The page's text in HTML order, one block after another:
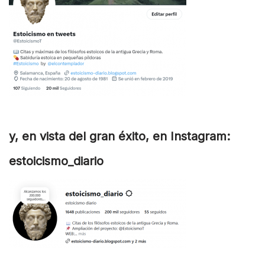
y, en vista del gran éxito, en Instagram:
estoicismo_diario